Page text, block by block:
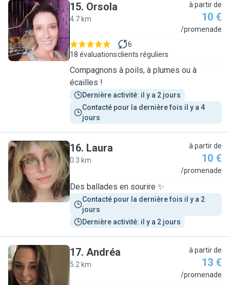
O
15. Orsola
4.7 km
à partir de
10 €
/promenade
18 évaluations
6
clients réguliers
Compagnons à poils, à plumes ou à
écailles !
Dernière activité: il y a 2 jours
Contacté pour la dernière fois il y a 4
jours
L
16. Laura
0.3 km
à partir de
10 €
/promenade
Des ballades en sourire ✨️
Contacté pour la dernière fois il y a 2
jours
Dernière activité: il y a 2 jours
A
17. Andréa
5.2 km
à partir de
13 €
/promenade